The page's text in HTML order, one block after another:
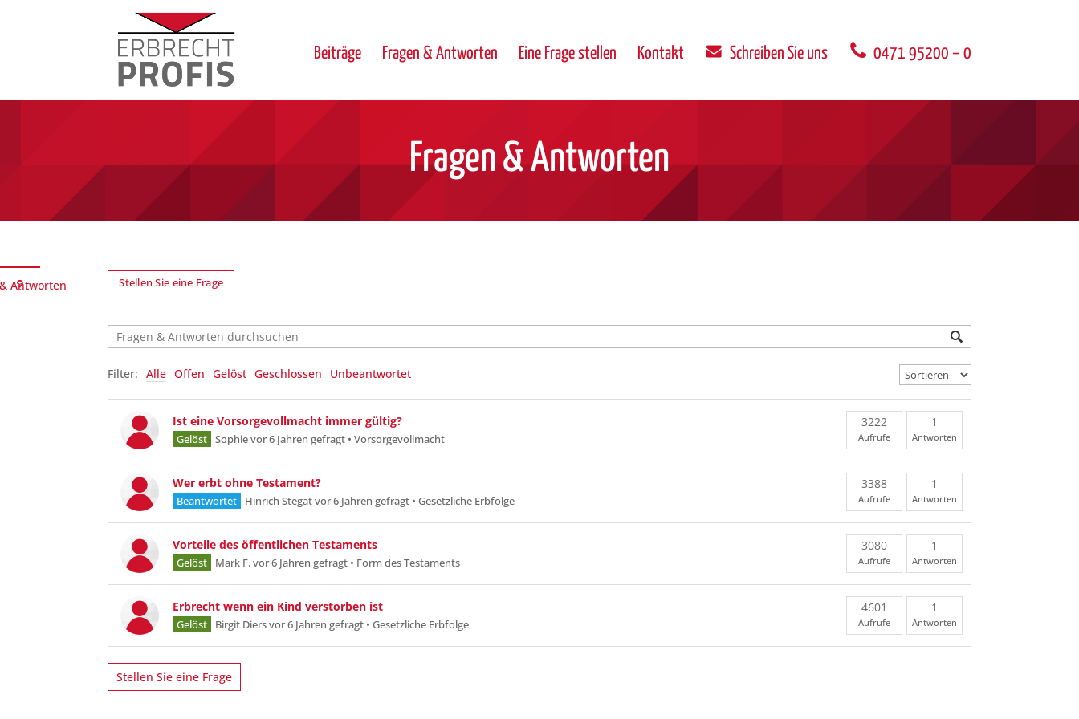
Beiträge Fragen & Antworten Eine Frage stellen Kontakt Schreiben Sie uns 0471 95200 – 0
Fragen & Antworten
Stellen Sie eine Frage
Filter: Alle Offen Gelöst Geschlossen Unbeantwortet
Ist eine Vorsorgevollmacht immer gültig?
Gelöst Sophievor 6 Jahren gefragt •Vorsorgevollmacht
3222
Aufrufe
1
Antworten
Wer erbt ohne Testament?
Beantwortet Hinrich Stegatvor 6 Jahren gefragt •Gesetzliche Erbfolge
3388
Aufrufe
1
Antworten
Vorteile des öffentlichen Testaments
Gelöst Mark F.vor 6 Jahren gefragt • Form des Testaments
3080
Aufrufe
1
Antworten
Erbrecht wenn ein Kind verstorben ist
Gelöst Birgit Diersvor 6 Jahren gefragt •Gesetzliche Erbfolge
4601
Aufrufe
1
Antworten
Stellen Sie eine Frage
Antworten